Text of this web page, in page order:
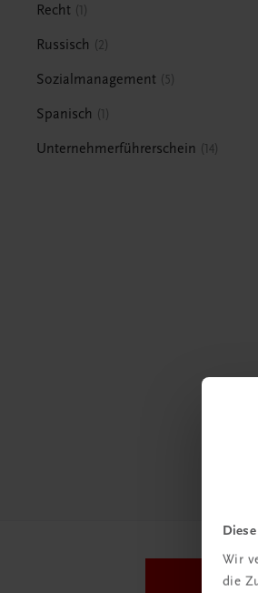
Wir
die
Recht 1
Russisch 2
Sozialmanagement 5
Spanisch 1
Unternehmerführerschein 14